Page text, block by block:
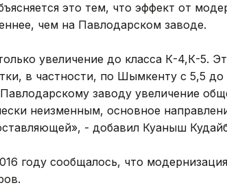
это тем, что эффект от
чем на Павлодарском заводе.
увеличение до класса К-4,К-5.
в частности, по Шымкенту с 5,5
заводу увеличение
неизменным, основное
- добавил Куаныш
году сообщалось, что